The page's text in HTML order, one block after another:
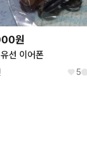
원
선 이어폰
5